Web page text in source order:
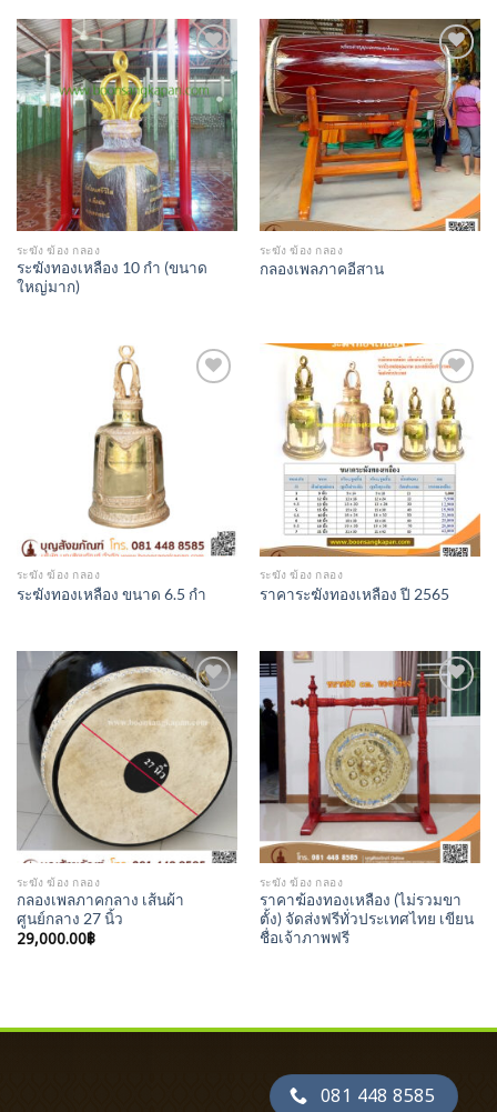
Add to
Wishlist
ระฆัง ฆ้อง กลอง
ระฆังทองเหลือง 10 กำ (ขนาด
ใหญ่มาก)
Add to
Wishlist
ระฆัง ฆ้อง กลอง
กลองเพลภาคอีสาน
ระฆัง ฆ้อง กลอง
ระฆังทองเหลือง ขนาด 6.5 กำ
Add to
Wishlist
ระฆัง ฆ้อง กลอง
ราคาระฆังทองเหลือง ปี 2565
Add to
Wishlist
ระฆัง ฆ้อง กลอง
กลองเพลภาคกลาง เส้นผ้า
ศูนย์กลาง 27 นิ้ว
29,000.00฿
Add to
Wishlist
ระฆัง ฆ้อง กลอง
ราคาฆ้องทองเหลือง (ไม่รวมขา
ตั้ง) จัดส่งฟรีทั่วประเทศไทย เขียน
ชื่อเจ้าภาพฟรี
081 448 8585